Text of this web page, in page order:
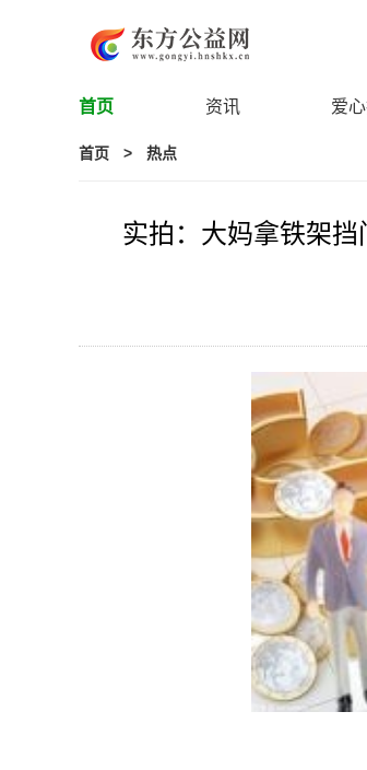
首页 资讯 爱
首页 > 热点
实拍：大妈拿铁架挡